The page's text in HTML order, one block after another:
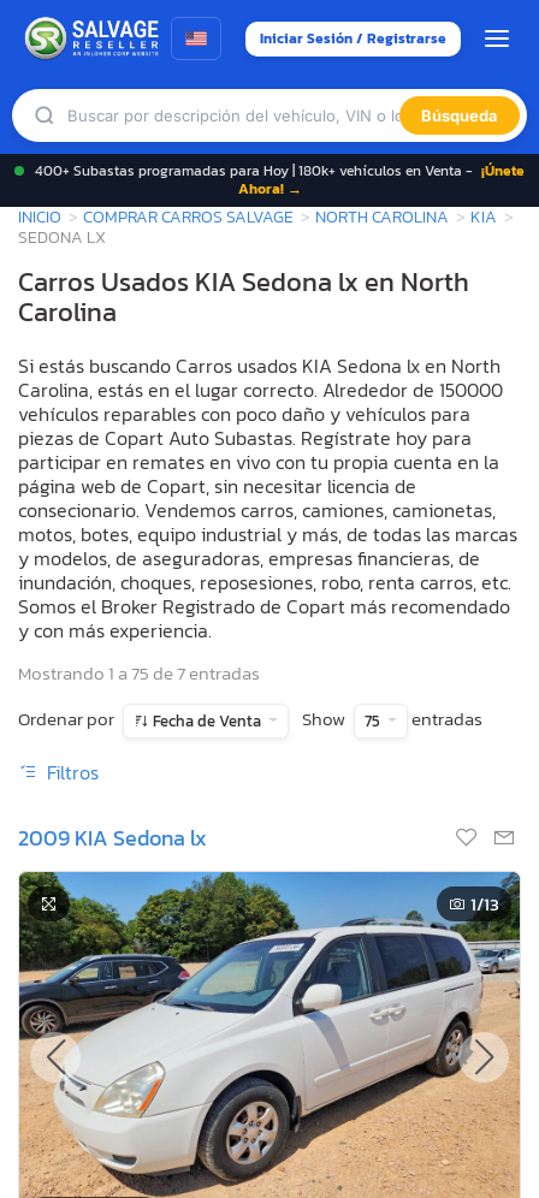
Iniciar Sesión / Registrarse
Búsqueda
400+ Subastas programadas para Hoy | 180k+ vehículos en Venta - ¡Únete
Ahora! →
INICIO COMPRAR CARROS SALVAGE NORTH CAROLINA
KIA
SEDONA LX
Carros Usados KIA Sedona lx en North
Carolina
Si estás buscando Carros usados KIA Sedona lx en North
Carolina, estás en el lugar correcto. Alrededor de 150000
vehículos reparables con poco daño y vehículos para
piezas de Copart Auto Subastas. Regístrate hoy para
participar en remates en vivo con tu propia cuenta en la
página web de Copart, sin necesitar licencia de
consecionario. Vendemos carros, camiones, camionetas,
motos, botes, equipo industrial y más, de todas las marcas
y modelos, de aseguradoras, empresas financieras, de
inundación, choques, reposesiones, robo, renta carros, etc.
Somos el Broker Registrado de Copart más recomendado
y con más experiencia.
Mostrando 1 a 75 de 7 entradas
Ordenar por
Fecha de Venta Show 75 entradas
Filtros
2009 KIA Sedona lx
1/13